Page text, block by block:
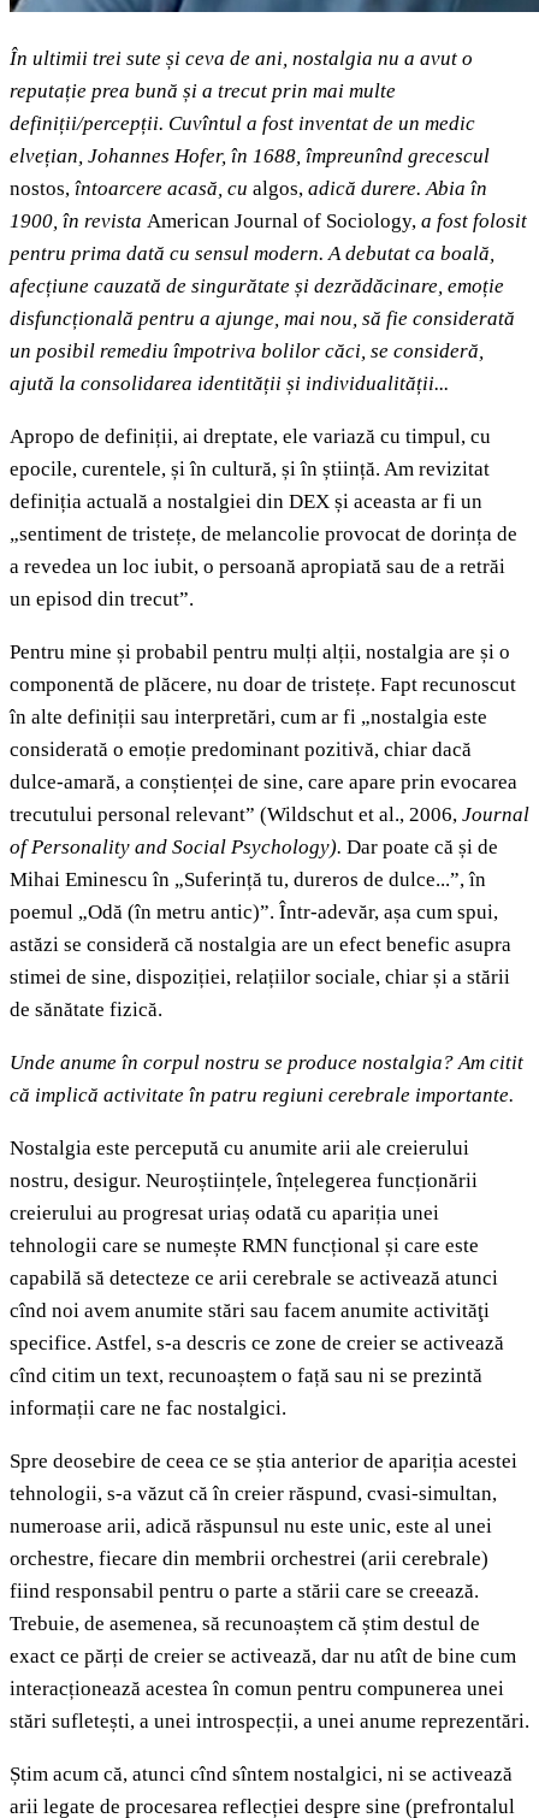
În ultimii trei sute și ceva de ani, nostalgia nu a avut o
reputație prea bună și a trecut prin mai multe
definiții/percepții. Cuvîntul a fost inventat de un medic
elvețian, Johannes Hofer, în 1688, împreunînd grecescul
nostos, întoarcere acasă, cu algos, adică durere. Abia în
1900, în revista American Journal of Sociology, a fost folosit
pentru prima dată cu sensul modern. A debutat ca boală,
afecțiune cauzată de singurătate și dezrădăcinare, emoție
disfuncțională pentru a ajunge, mai nou, să fie considerată
un posibil remediu împotriva bolilor căci, se consideră,
ajută la consolidarea identității și individualității...
Apropo de definiții, ai dreptate, ele variază cu timpul, cu
epocile, curentele, și în cultură, și în știință. Am revizitat
definiția actuală a nostalgiei din DEX și aceasta ar fi un
„sentiment de tristețe, de melancolie provocat de dorința de
a revedea un loc iubit, o persoană apropiată sau de a retrăi
un episod din trecut”.
Pentru mine și probabil pentru mulți alții, nostalgia are și o
componentă de plăcere, nu doar de tristețe. Fapt recunoscut
în alte definiții sau interpretări, cum ar fi „nostalgia este
considerată o emoție predominant pozitivă, chiar dacă
dulce-amară, a conștienței de sine, care apare prin evocarea
trecutului personal relevant” (Wildschut et al., 2006, Journal
of Personality and Social Psychology). Dar poate că și de
Mihai Eminescu în „Suferință tu, dureros de dulce...”, în
poemul „Odă (în metru antic)”. Într-adevăr, așa cum spui,
astăzi se consideră că nostalgia are un efect benefic asupra
stimei de sine, dispoziției, relațiilor sociale, chiar și a stării
de sănătate fizică.
Unde anume în corpul nostru se produce nostalgia? Am citit
că implică activitate în patru regiuni cerebrale importante.
Nostalgia este percepută cu anumite arii ale creierului
nostru, desigur. Neuroștiințele, înțelegerea funcționării
creierului au progresat uriaș odată cu apariția unei
tehnologii care se numește RMN funcțional și care este
capabilă să detecteze ce arii cerebrale se activează atunci
cînd noi avem anumite stări sau facem anumite activităţi
specifice. Astfel, s-a descris ce zone de creier se activează
cînd citim un text, recunoaștem o față sau ni se prezintă
informații care ne fac nostalgici.
Spre deosebire de ceea ce se știa anterior de apariția acestei
tehnologii, s-a văzut că în creier răspund, cvasi-simultan,
numeroase arii, adică răspunsul nu este unic, este al unei
orchestre, fiecare din membrii orchestrei (arii cerebrale)
fiind responsabil pentru o parte a stării care se creează.
Trebuie, de asemenea, să recunoaștem că știm destul de
exact ce părți de creier se activează, dar nu atît de bine cum
interacționează acestea în comun pentru compunerea unei
stări sufletești, a unei introspecții, a unei anume reprezentări.
Știm acum că, atunci cînd sîntem nostalgici, ni se activează
arii legate de procesarea reflecției despre sine (prefrontalul